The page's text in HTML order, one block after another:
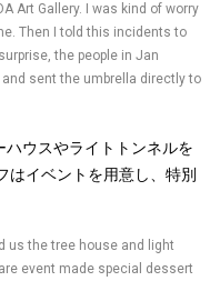
Art Gallery. I was kind of worry
Then I told this incidents to
the people in Jan
sent the umbrella directly to
ウスやライトトンネルを
はイベントを用意し、特別
us the tree house and light
event made special dessert